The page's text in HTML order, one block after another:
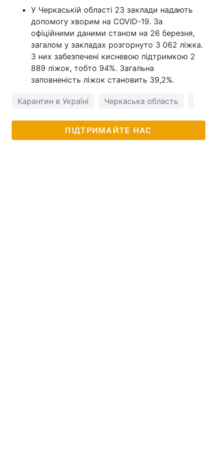
У Черкаській області 23 заклади надають
допомогу хворим на COVID-19. За
офіційними даними станом на 26 березня,
загалом у закладах розгорнуто 3 062 ліжка.
З них забезпечені кисневою підтримкою 2
889 ліжок, тобто 94%. Загальна
заповненість ліжок становить 39,2%.
Карантин в Україні Черкаська область
ПІДТРИМАЙТЕ НАС